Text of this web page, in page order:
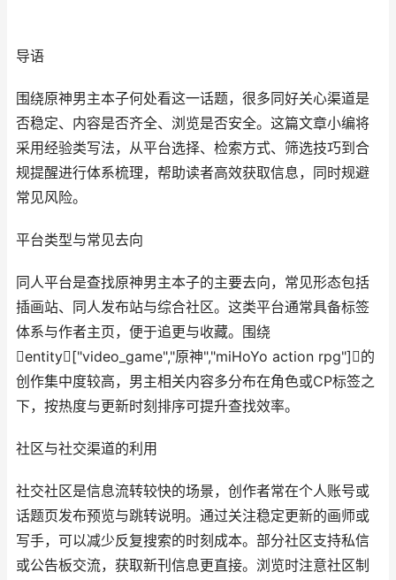
导语
围绕原神男主本子何处看这一话题，很多同好关心渠道是
否稳定、内容是否齐全、浏览是否安全。这篇文章小编将
采用经验类写法，从平台选择、检索方式、筛选技巧到合
规提醒进行体系梳理，帮助读者高效获取信息，同时规避
常见风险。
平台类型与常见去向
同人平台是查找原神男主本子的主要去向，常见形态包括
插画站、同人发布站与综合社区。这类平台通常具备标签
体系与作者主页，便于追更与收藏。围绕
entity["video_game","原神","miHoYo action rpg"]的
创作集中度较高，男主相关内容多分布在角色或CP标签之
下，按热度与更新时刻排序可提升查找效率。
社区与社交渠道的利用
社交社区是信息流转较快的场景，创作者常在个人账号或
话题页发布预览与跳转说明。通过关注稳定更新的画师或
写手，可以减少反复搜索的时刻成本。部分社区支持私信
或公告板交流，获取新刊信息更直接。浏览时注意社区制